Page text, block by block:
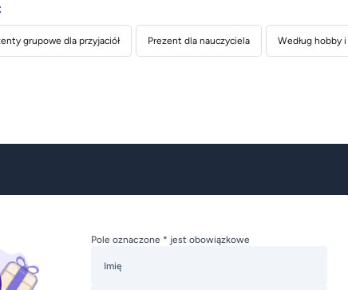
grupowe dla przyjaciół Prezent dla nauczyciela Według hobby
Pole oznaczone * jest obowiązkowe
Imię